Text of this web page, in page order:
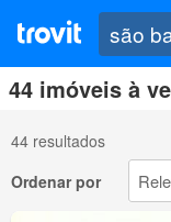
44 imóveis à
44 resultados
Ordenar por